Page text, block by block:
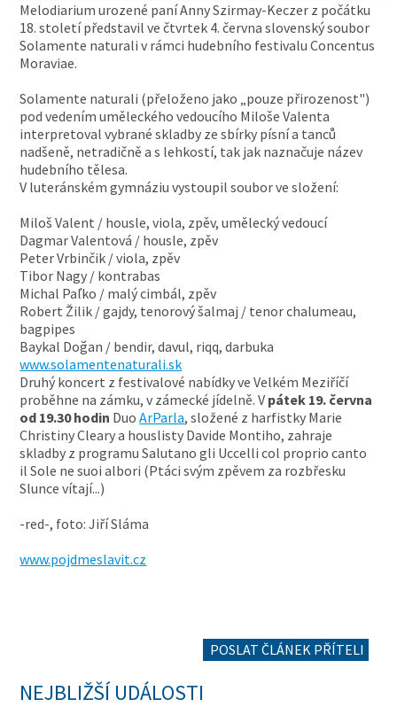
Melodiarium urozené paní Anny Szirmay-Keczer z počátku
18. století představil ve čtvrtek 4. června slovenský soubor
Solamente naturali v rámci hudebního festivalu Concentus
Moraviae.
Solamente naturali (přeloženo jako „pouze přirozenost")
pod vedením uměleckého vedoucího Miloše Valenta
interpretoval vybrané skladby ze sbírky písní a tanců
nadšeně, netradičně a s lehkostí, tak jak naznačuje název
hudebního tělesa.
V luteránském gymnáziu vystoupil soubor ve složení:
Miloš Valent / housle, viola, zpěv, umělecký vedoucí
Dagmar Valentová / housle, zpěv
Peter Vrbinčik / viola, zpěv
Tibor Nagy / kontrabas
Michal Paľko / malý cimbál, zpěv
Robert Žilik / gajdy, tenorový šalmaj / tenor chalumeau,
bagpipes
Baykal Doğan / bendir, davul, riqq, darbuka
www.solamentenaturali.sk
Druhý koncert z festivalové nabídky ve Velkém Meziříčí
proběhne na zámku, v zámecké jídelně. V pátek 19. června
od 19.30 hodin DuoArParla, složené z harfistky Marie
Christiny Cleary a houslisty Davide Montiho, zahraje
skladby z programu Salutano gli Uccelli col proprio canto
il Sole ne suoi albori (Ptáci svým zpěvem za rozbřesku
Slunce vítají...)
-red-, foto: Jiří Sláma
www.pojdmeslavit.cz
POSLAT ČLÁNEK PŘÍTELI
NEJBLIŽŠÍ UDÁLOSTI